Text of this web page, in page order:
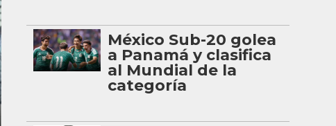
México Sub-20 golea
a Panamá y clasifica
al Mundial de la
categoría